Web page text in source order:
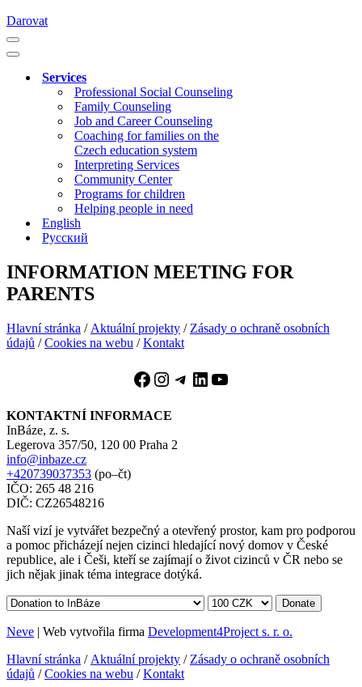
Darovat
Navigation
Menu
Navigation
Services
Professional Social Counseling
Family Counseling
Job and Career Counseling
Coaching for families on the
Czech education system
Interpreting Services
Community Center
Programs for children
Helping people in need
English
Русский
INFORMATION MEETING FOR
PARENTS
Hlavní stránka / Aktuální projekty / Zásady o ochraně osobních
údajů /Cookies na webu /Kontakt
Facebook
Instagram
Telegram
LinkedIn
YouTube
KONTAKTNÍ INFORMACE
InBáze, z. s.
Legerova 357/50, 120 00 Praha 2
info@inbaze.cz
+420739037353 (po–čt)
IČO: 265 48 216
DIČ: CZ26548216
Naší vizí je vytvářet bezpečný a otevřený prostor, kam pro podporou
a pomoc přicházejí nejen cizinci hledající nový domov v České
republice, ale i Češi, kteří se zajímají o život cizinců v ČR nebo se
jich nějak jinak téma integrace dotýká.
Donate
Neve | Web vytvořila firma Development4Project s. r. o.
Hlavní stránka / Aktuální projekty / Zásady o ochraně osobních
údajů /Cookies na webu /Kontakt